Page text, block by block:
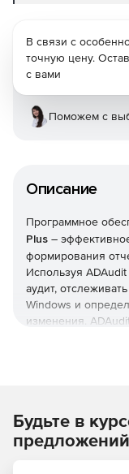
Описание
Программное
Plus –
формирования
Используя
аудит,
Windows и
изменения.
пользователям и
PDF и CSV
Возможности
В связи с
точную цену.
с вами
Поможем с
Будьте в